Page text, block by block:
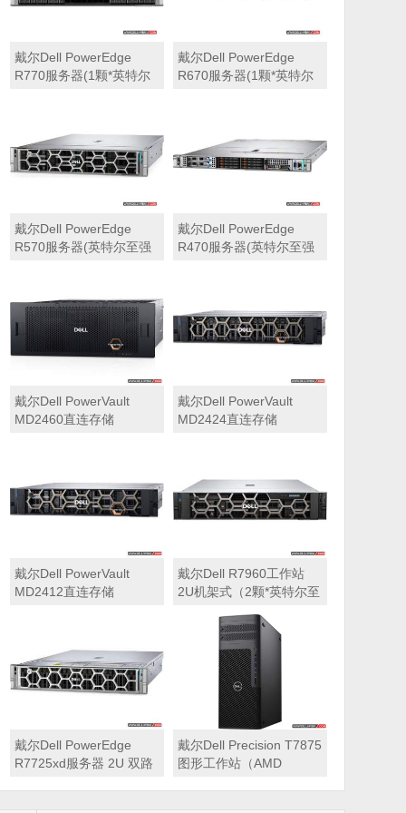
戴尔Dell PowerEdge
R770服务器(1颗*英特尔
PERC H965i阵列卡丨
800W双电源丨三年保修)
戴尔Dell PowerEdge
R670服务器(1颗*英特尔
PERC H965i阵列卡丨
800W双电源丨三年保修)
戴尔Dell PowerEdge
R570服务器(英特尔至强
SSD固态硬盘丨PERC
H965i阵列卡丨800W双电
源丨三年保修)
戴尔Dell PowerEdge
R470服务器(英特尔至强
H965i阵列卡丨800W双电
源丨三年保修)
戴尔Dell PowerVault
MD2460直连存储
戴尔Dell PowerVault
MD2424直连存储
戴尔Dell PowerVault
MD2412直连存储
戴尔Dell R7960工作站
2U机架式（2颗*英特尔至
十四核心丨256GB 内存
丨1T固态硬盘+2块*8TB
硬盘丨2*RTX A6000
48GB显卡丨2400W双电
源丨三年质保）
戴尔Dell PowerEdge
R7725xd服务器 2U 双路
戴尔Dell Precision T7875
图形工作站（AMD